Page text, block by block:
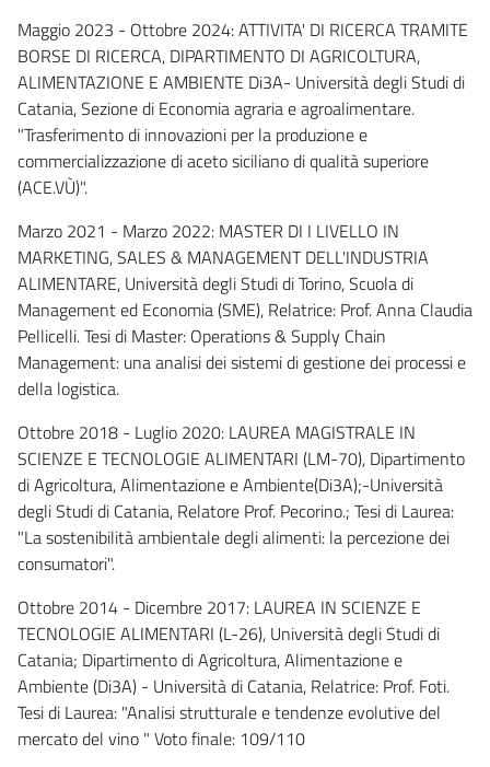
Maggio 2023 - Ottobre 2024: ATTIVITA' DI RICERCA TRAMITE
BORSE DI RICERCA, DIPARTIMENTO DI AGRICOLTURA,
ALIMENTAZIONE E AMBIENTE Di3A- Università degli Studi di
Catania, Sezione di Economia agraria e agroalimentare.
"Trasferimento di innovazioni per la produzione e
commercializzazione di aceto siciliano di qualità superiore
(ACE.VÙ)".
Marzo 2021 - Marzo 2022: MASTER DI I LIVELLO IN
MARKETING, SALES & MANAGEMENT DELL'INDUSTRIA
ALIMENTARE, Università degli Studi di Torino, Scuola di
Management ed Economia (SME), Relatrice: Prof. Anna Claudia
Pellicelli. Tesi di Master: Operations & Supply Chain
Management: una analisi dei sistemi di gestione dei processi e
della logistica.
Ottobre 2018 - Luglio 2020: LAUREA MAGISTRALE IN
SCIENZE E TECNOLOGIE ALIMENTARI (LM-70), Dipartimento
di Agricoltura, Alimentazione e Ambiente(Di3A);-Università
degli Studi di Catania, Relatore Prof. Pecorino.; Tesi di Laurea:
"La sostenibilità ambientale degli alimenti: la percezione dei
consumatori".
Ottobre 2014 - Dicembre 2017: LAUREA IN SCIENZE E
TECNOLOGIE ALIMENTARI (L-26), Università degli Studi di
Catania; Dipartimento di Agricoltura, Alimentazione e
Ambiente (Di3A) - Università di Catania, Relatrice: Prof. Foti.
Tesi di Laurea: "Analisi strutturale e tendenze evolutive del
mercato del vino " Voto finale: 109/110